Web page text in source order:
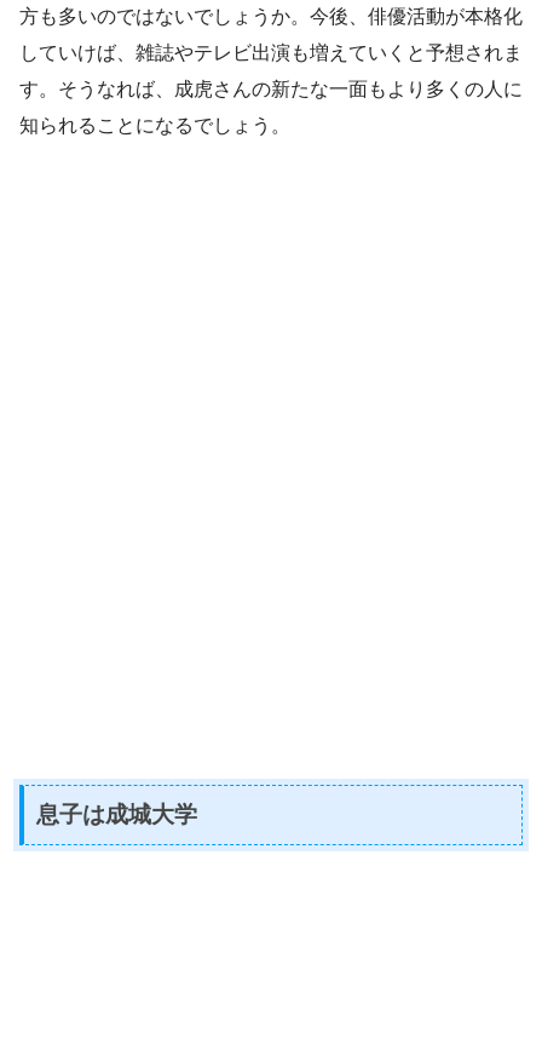
方も多いのではないでしょうか。今後、俳優活動が本格化
していけば、雑誌やテレビ出演も増えていくと予想されま
す。そうなれば、成虎さんの新たな一面もより多くの人に
知られることになるでしょう。
息子は成城大学